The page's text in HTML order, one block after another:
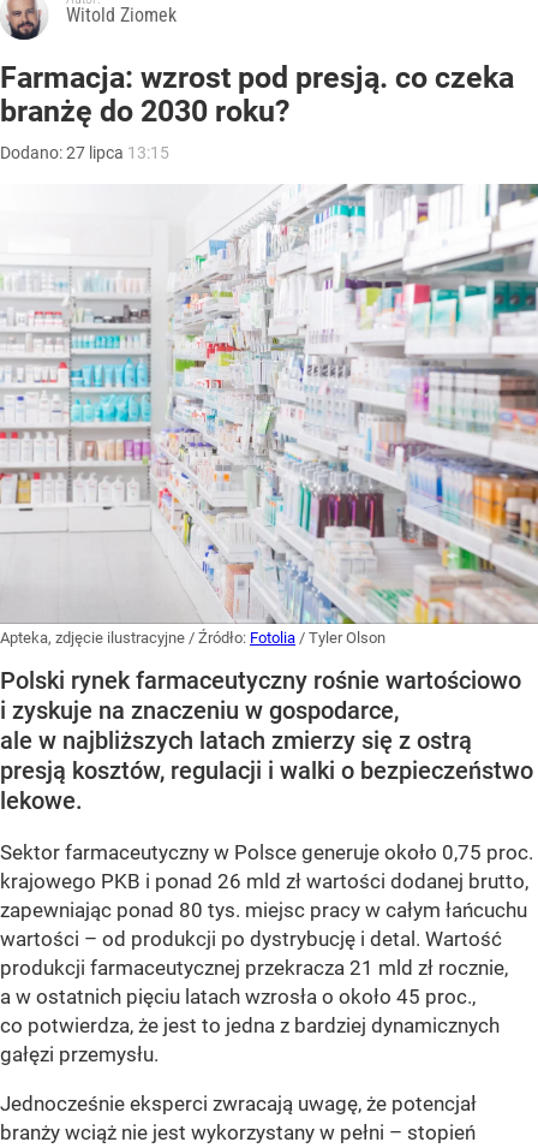
Witold Ziomek
Farmacja: wzrost pod presją. co czeka
branżę do 2030 roku?
Dodano:27 lipca 13:15
Apteka, zdjęcie ilustracyjne / Źródło: Fotolia / Tyler Olson
Polski rynek farmaceutyczny rośnie wartościowo
i zyskuje na znaczeniu w gospodarce,
ale w najbliższych latach zmierzy się z ostrą
presją kosztów, regulacji i walki o bezpieczeństwo
lekowe.
Sektor farmaceutyczny w Polsce generuje około 0,75 proc.
krajowego PKB i ponad 26 mld zł wartości dodanej brutto,
zapewniając ponad 80 tys. miejsc pracy w całym łańcuchu
wartości – od produkcji po dystrybucję i detal. Wartość
produkcji farmaceutycznej przekracza 21 mld zł rocznie,
a w ostatnich pięciu latach wzrosła o około 45 proc.,
co potwierdza, że jest to jedna z bardziej dynamicznych
gałęzi przemysłu.
Jednocześnie eksperci zwracają uwagę, że potencjał
branży wciąż nie jest wykorzystany w pełni – stopień